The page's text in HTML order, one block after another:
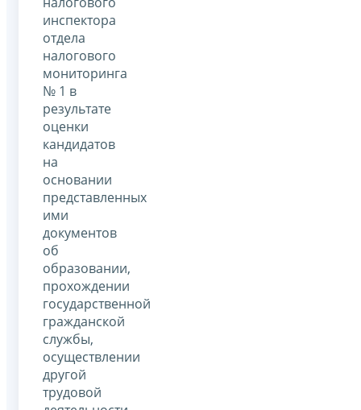
инспектора
отдела
налогового
мониторинга
№ 1 в
результате
оценки
кандидатов
на
основании
представленных
ими
документов
об
образовании,
прохождении
государственной
гражданской
службы,
осуществлении
другой
трудовой